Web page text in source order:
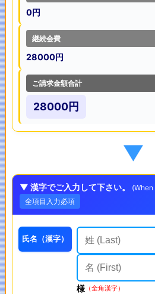
0円
継続会費
28000円
ご請求金額合計
28000円
▼
▼ 漢字でご入力して下さい。
全項目入力必項
氏名（漢字）
様 （全角漢字）